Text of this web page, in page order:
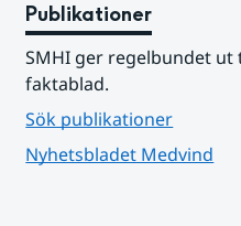
Publikationer
SMHI ger regelbundet
faktablad.
Sök publikationer
Nyhetsbladet Medvind